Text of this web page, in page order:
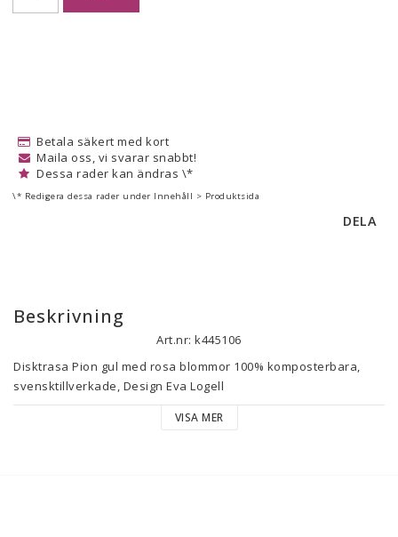
Betala säkert med kort
Maila oss, vi svarar snabbt!
Dessa rader kan ändras \*
\* Redigera dessa rader under Innehåll > Produktsida
DELA
Beskrivning
Art.nr: k445106
Disktrasa Pion gul med rosa blommor 100% komposterbara,
svensktillverkade, Design Eva Logell
VISA MER